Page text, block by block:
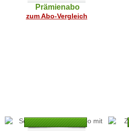
Prämienabo
zum Abo-Vergleich